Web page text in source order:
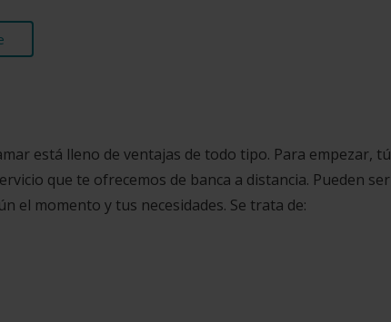
está lleno de ventajas de todo tipo. Para empezar, tú
que te ofrecemos de banca a distancia. Pueden ser
el momento y tus necesidades. Se trata de: